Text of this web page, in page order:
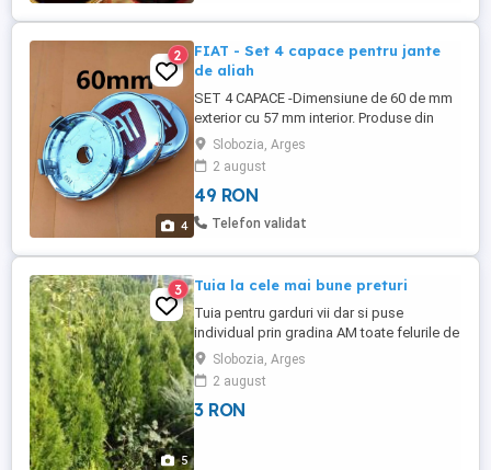
pentru mai ...
4
2
FIAT - Set 4 capace pentru jante
de aliah
SET 4 CAPACE -Dimensiune de 60 de mm
exterior cu 57 mm interior. Produse din
materiale de buna calitate ABS Plastic+
aluminiu.Sunt compatibile cu
Fiat,ALTELE.Transport in toata tara prin
Prioripost curier.Pretul nu include
transportul. Pentru orice detaliu, va stau la
Slobozia, Arges
2 august
49 RON
Telefon validat
5
3 Tuia la cele mai bune preturi
Tuia pentru garduri vii dar si puse
individual prin gradina AM toate felurile de
tuia trebuie doar sa comandati si livrez in
toata tara
Slobozia, Arges
2 august
3 RON